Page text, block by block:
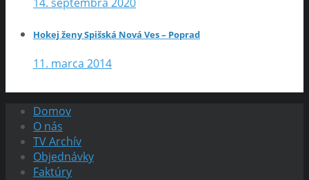
Hokej ženy Spišská Nová Ves – Poprad
11. marca 2014
Domov
O nás
TV Archív
Objednávky
Faktúry